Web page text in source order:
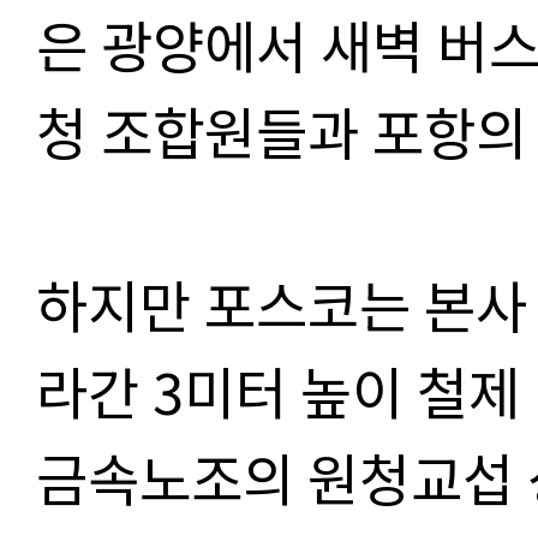
은 광양에서 새벽 버
청 조합원들과 포항
하지만 포스코는 본
라간 3미터 높이 철
금속노조의 원청교